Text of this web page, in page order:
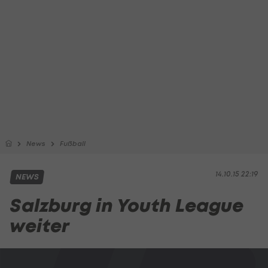
News Fußball
14.10.15 22:19
NEWS
Salzburg in Youth League
weiter